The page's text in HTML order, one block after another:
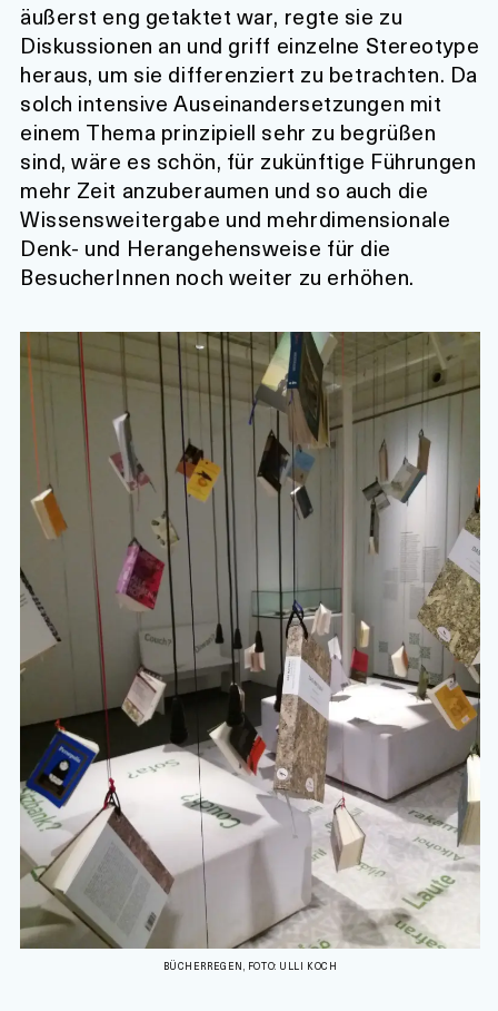
äußerst eng getaktet war, regte sie zu
Diskussionen an und griff einzelne Stereotype
heraus, um sie differenziert zu betrachten. Da
solch intensive Auseinandersetzungen mit
einem Thema prinzipiell sehr zu begrüßen
sind, wäre es schön, für zukünftige Führungen
mehr Zeit anzuberaumen und so auch die
Wissensweitergabe und mehrdimensionale
Denk- und Herangehensweise für die
BesucherInnen noch weiter zu erhöhen.
BÜCHERREGEN, FOTO: ULLI KOCH